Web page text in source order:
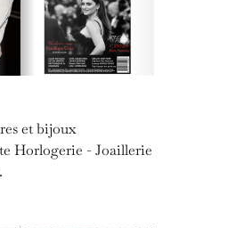
et bijoux
Horlogerie - Joaillerie